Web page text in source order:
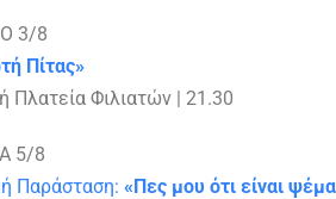
3/8
Πίτας»
Πλατεία Φιλιατών | 21.30
5/8
Παράσταση: «Πες μου ότι είναι